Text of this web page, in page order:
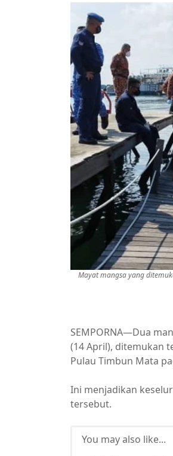
Mayat mangsa yang
SEMPORNA—Dua
(14 April), ditemukan
Pulau Timbun Mata
Ini menjadikan
tersebut.
You may also like...